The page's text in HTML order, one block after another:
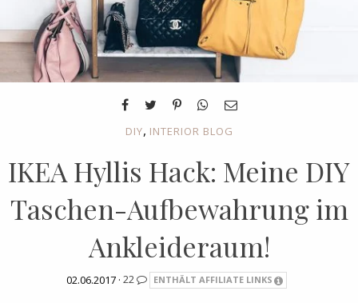
DIY, INTERIOR BLOG
IKEA Hyllis Hack: Meine DIY
Taschen-Aufbewahrung im
Ankleideraum!
02.06.2017 · 22 ENTHÄLT AFFILIATE LINKS